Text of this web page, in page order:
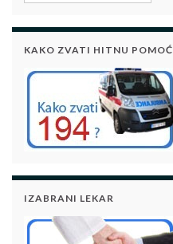
KAKO ZVATI HITNU POMOĆ
IZABRANI LEKAR